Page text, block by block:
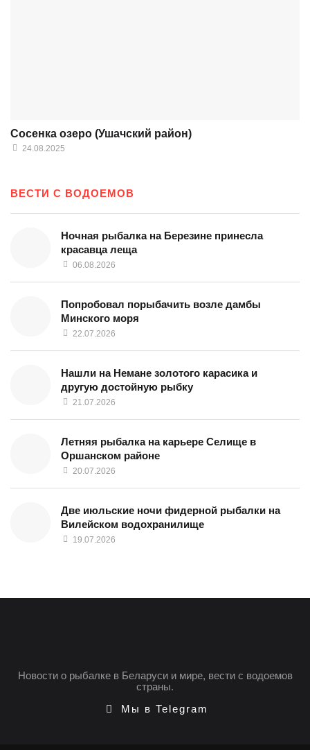
Сосенка озеро (Ушачский район)
24.08.2025
ВЕСТИ С ВОДОЕМОВ
Ночная рыбалка на Березине принесла
красавца леща
06.08.2026
Попробовал порыбачить возле дамбы
Минского моря
22.07.2026
Нашли на Немане золотого карасика и
другую достойную рыбку
21.07.2026
Летняя рыбалка на карьере Селище в
Оршанском районе
20.07.2026
Две июльские ночи фидерной рыбалки на
Вилейском водохранилище
19.07.2026
Новости о рыбалке в Беларуси и мире, вести с водоемов
страны.
Мы в Telegram